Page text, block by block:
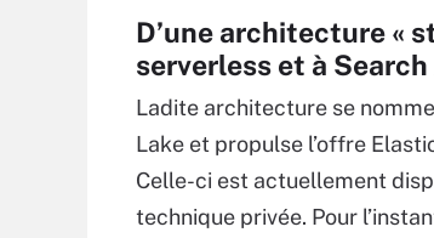
D’une architecture «
serverless et à Search
Ladite architecture se
Lake et propulse l’offre
Celle-ci est actuellement
technique privée. Pour